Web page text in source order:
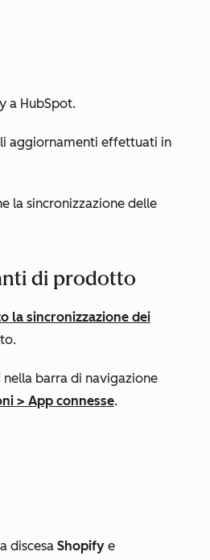
a HubSpot.
aggiornamenti effettuati in
la sincronizzazione delle
di prodotto
la sincronizzazione dei
nella barra di navigazione
> App connesse.
discesa Shopify e